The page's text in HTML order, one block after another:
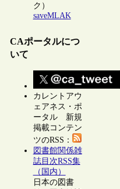
ク）
saveMLAK
CAポータルにつ
いて
カレントアウ
ェアネス・ポ
ータル 新規
掲載コンテン
ツのRSS：
図書館関係雑
誌目次RSS集
（国内）
日本の図書